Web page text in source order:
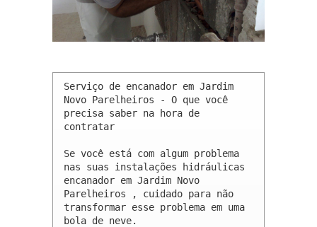
Serviço de encanador em Jardim
Novo Parelheiros - O que você
precisa saber na hora de
contratar
Se você está com algum problema
nas suas instalações hidráulicas
encanador em Jardim Novo
Parelheiros , cuidado para não
transformar esse problema em uma
bola de neve.